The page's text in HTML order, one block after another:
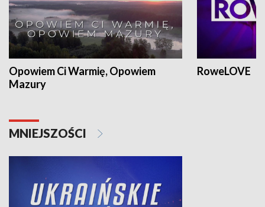
Opowiem Ci Warmię, Opowiem
Mazury
RoweLOVE
MNIEJSZOŚCI